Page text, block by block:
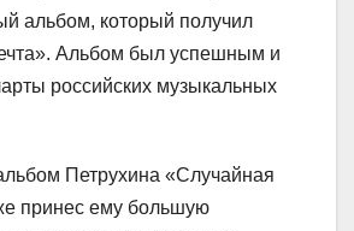
альбом, который получил
Альбом был успешным и
российских музыкальных
Петрухина «Случайная
принес ему большую